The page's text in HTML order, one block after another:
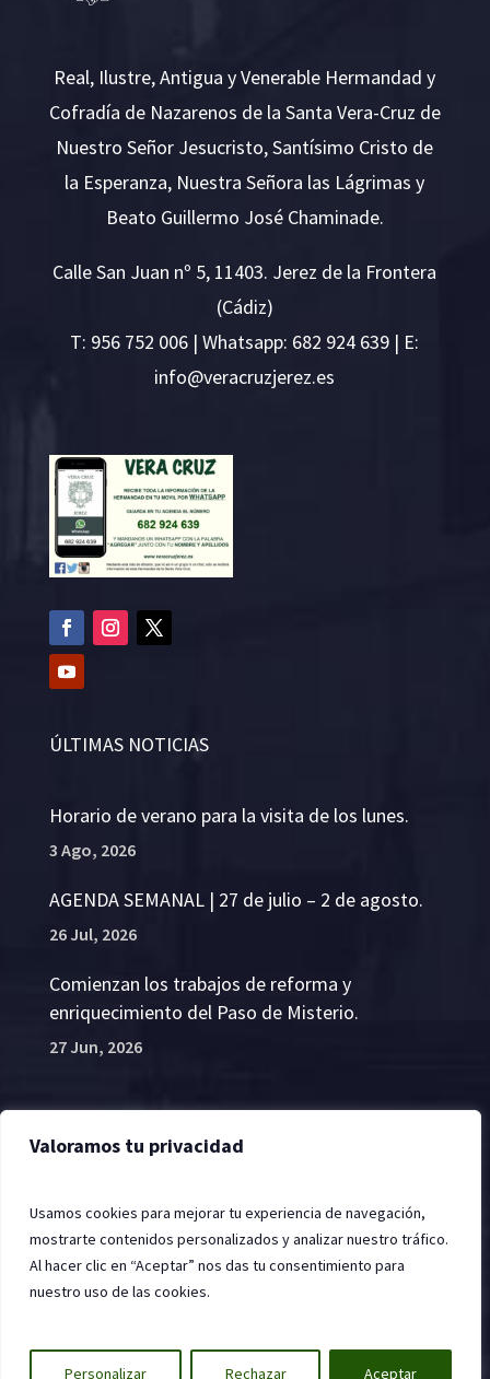
Valoramos tu privacidad
Usamos cookies para mejorar tu experiencia de navegación,
mostrarte contenidos personalizados y analizar nuestro tráfico.
Al hacer clic en “Aceptar” nos das tu consentimiento para
nuestro uso de las cookies.
Personalizar Rechazar Aceptar
Real, Ilustre, Antigua y Venerable Hermandad y
Cofradía de Nazarenos de la Santa Vera-Cruz de
Nuestro Señor Jesucristo, Santísimo Cristo de
la Esperanza, Nuestra Señora las Lágrimas y
Beato Guillermo José Chaminade.
Calle San Juan nº 5, 11403. Jerez de la Frontera
(Cádiz)
T: 956 752 006 | Whatsapp: 682 924 639 | E:
se.ze
rejzu
rcare
v@ofn
i
ÚLTIMAS NOTICIAS
Horario de verano para la visita de los lunes.
3 Ago, 2026
AGENDA SEMANAL | 27 de julio – 2 de agosto.
26 Jul, 2026
Comienzan los trabajos de reforma y
enriquecimiento del Paso de Misterio.
27 Jun, 2026
la Frontera
Tecnología